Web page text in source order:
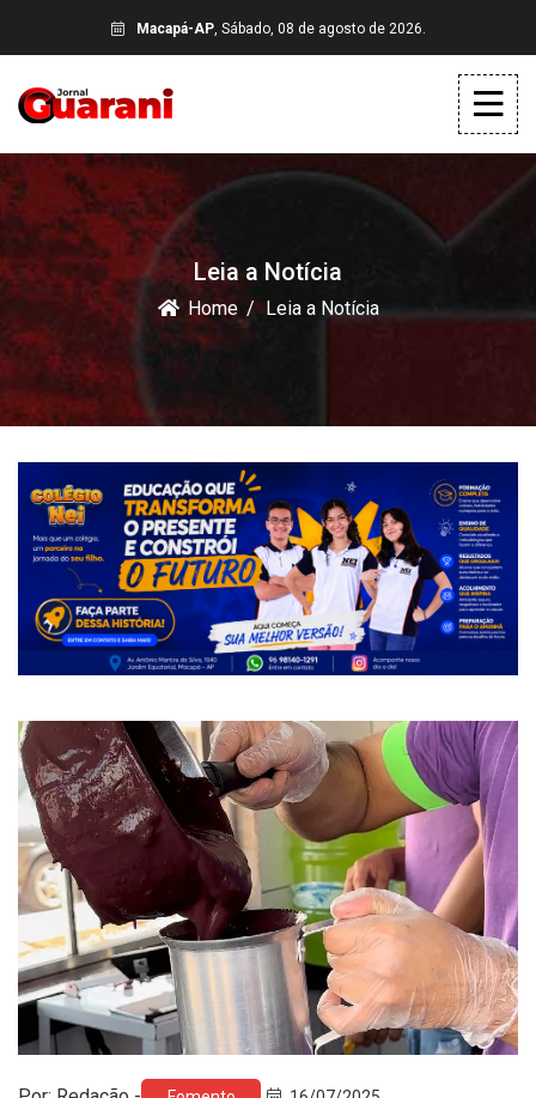
Macapá-AP, Sábado, 08 de agosto de 2026.
Leia a Notícia
Home Leia a Notícia